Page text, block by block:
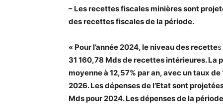
– Les recettes fiscales minières sont
des recettes fiscales de la période.
« Pour l’année 2024, le niveau des recettes
31 160,78 Mds de recettes intérieures. La
moyenne à 12,57% par an, avec un taux
2026. Les dépenses de l’Etat sont
Mds pour 2024. Les dépenses de la